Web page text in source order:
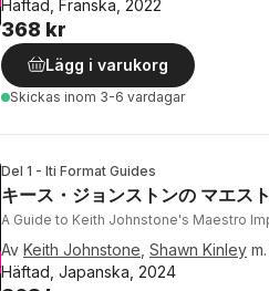
Häftad, Franska, 2022
368 kr
Lägg i varukorg
Skickas inom 3-6 vardagar
Del 1 - Iti Format Guides
キース・ジョンストンの マエス
A Guide to Keith Johnstone's Maestro
Av Keith Johnstone Shawn Kinley
Häftad, Japanska, 2024